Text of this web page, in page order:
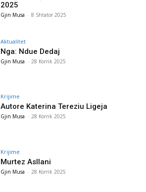
2025
Gjin Musa - 8 Shtator 2025
Aktualitet
Nga: Ndue Dedaj
Gjin Musa - 28 Korrik 2025
Krijime
Autore Katerina Tereziu Ligeja
Gjin Musa - 28 Korrik 2025
Krijime
Murtez Asllani
Gjin Musa - 28 Korrik 2025